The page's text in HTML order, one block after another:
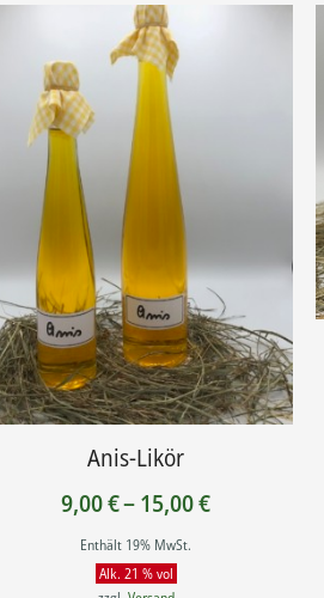
Anis-Likör
9,00€–15,00€Preisspanne:
Enthält 19% MwSt.
Alk. 21 % vol